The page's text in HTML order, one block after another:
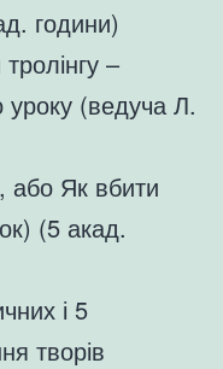
години)
–
(ведуча Л.
або Як вбити
(5 акад.
і 5
творів